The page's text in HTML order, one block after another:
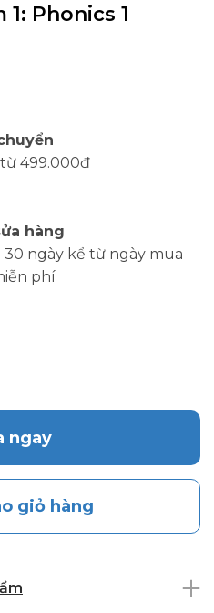
1: Phonics 1
499.000đ
hàng
ngày kể từ ngày mua
phí
ngay
giỏ hàng